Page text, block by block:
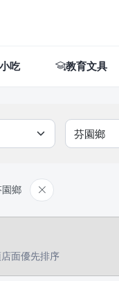
吃 教育文具
鄉
面優先排序